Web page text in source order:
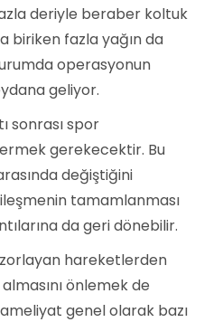
deriyle beraber koltuk
biriken fazla yağın da
operasyonun
geliyor.
sonrası spor
gerekecektir. Bu
değiştiğini
tamamlanması
da geri dönebilir.
hareketlerden
önlemek de
genel olarak bazı